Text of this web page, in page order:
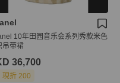
10年田园音乐会系列秀款米色
吊带裙
36,700
現折 200